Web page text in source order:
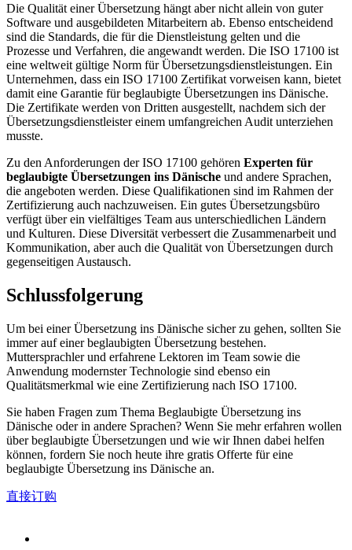
Die Qualität einer Übersetzung hängt aber nicht allein von guter
Software und ausgebildeten Mitarbeitern ab. Ebenso entscheidend
sind die Standards, die für die Dienstleistung gelten und die
Prozesse und Verfahren, die angewandt werden. Die ISO 17100 ist
eine weltweit gültige Norm für Übersetzungsdienstleistungen. Ein
Unternehmen, dass ein ISO 17100 Zertifikat vorweisen kann, bietet
damit eine Garantie für beglaubigte Übersetzungen ins Dänische.
Die Zertifikate werden von Dritten ausgestellt, nachdem sich der
Übersetzungsdienstleister einem umfangreichen Audit unterziehen
musste.
Zu den Anforderungen der ISO 17100 gehören Experten für
beglaubigte Übersetzungen ins Dänische und andere Sprachen,
die angeboten werden. Diese Qualifikationen sind im Rahmen der
Zertifizierung auch nachzuweisen. Ein gutes Übersetzungsbüro
verfügt über ein vielfältiges Team aus unterschiedlichen Ländern
und Kulturen. Diese Diversität verbessert die Zusammenarbeit und
Kommunikation, aber auch die Qualität von Übersetzungen durch
gegenseitigen Austausch.
Schlussfolgerung
Um bei einer Übersetzung ins Dänische sicher zu gehen, sollten Sie
immer auf einer beglaubigten Übersetzung bestehen.
Muttersprachler und erfahrene Lektoren im Team sowie die
Anwendung modernster Technologie sind ebenso ein
Qualitätsmerkmal wie eine Zertifizierung nach ISO 17100.
Sie haben Fragen zum Thema Beglaubigte Übersetzung ins
Dänische oder in andere Sprachen? Wenn Sie mehr erfahren wollen
über beglaubigte Übersetzungen und wie wir Ihnen dabei helfen
können, fordern Sie noch heute ihre gratis Offerte für eine
beglaubigte Übersetzung ins Dänische an.
直接订购